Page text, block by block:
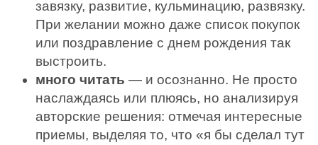
завязку, развитие, кульминацию, развязку.
При желании можно даже список покупок
или поздравление с днем рождения так
выстроить.
много читать — и осознанно. Не просто
наслаждаясь или плюясь, но анализируя
авторские решения: отмечая интересные
приемы, выделяя то, что «я бы сделал тут